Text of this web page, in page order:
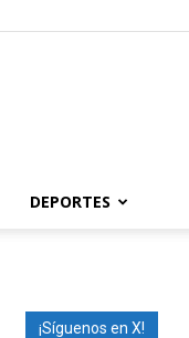
DEPORTES
¡Síguenos en X!